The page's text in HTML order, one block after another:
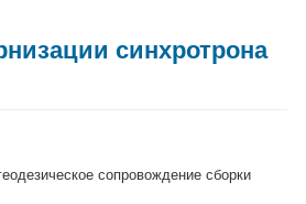
синхротрона
сопровождение сборки